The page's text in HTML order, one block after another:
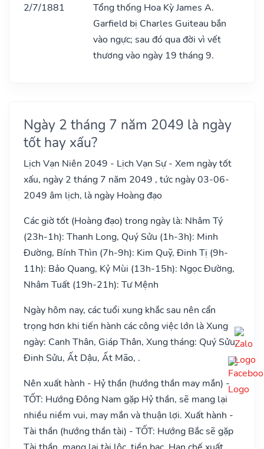
2/7/1881
Tổng thống Hoa Kỳ James A.
Garfield bị Charles Guiteau bắn
vào ngực; sau đó qua đời vì vết
thương vào ngày 19 tháng 9.
Ngày 2 tháng 7 năm 2049 là ngày
tốt hay xấu?
Lịch Vạn Niên 2049 - Lịch Vạn Sự - Xem ngày tốt
xấu, ngày 2 tháng 7 năm 2049 , tức ngày 03-06-
2049 âm lịch, là ngày Hoàng đạo
Các giờ tốt (Hoàng đạo) trong ngày là: Nhâm Tý
(23h-1h): Thanh Long, Quý Sửu (1h-3h): Minh
Đường, Bính Thìn (7h-9h): Kim Quỹ, Đinh Tị (9h-
11h): Bảo Quang, Kỷ Mùi (13h-15h): Ngọc Đường,
Nhâm Tuất (19h-21h): Tư Mệnh
Ngày hôm nay, các tuổi xung khắc sau nên cẩn
trọng hơn khi tiến hành các công việc lớn là Xung
ngày: Canh Thân, Giáp Thân, Xung tháng: Quý Sửu,
Đinh Sửu, Ất Dậu, Ất Mão, .
Nên xuất hành - Hỷ thần (hướng thần may mắn) -
TỐT: Hướng Đông Nam gặp Hỷ thần, sẽ mang lại
nhiều niềm vui, may mắn và thuận lợi. Xuất hành -
Tài thần (hướng thần tài) - TỐT: Hướng Bắc sẽ gặp